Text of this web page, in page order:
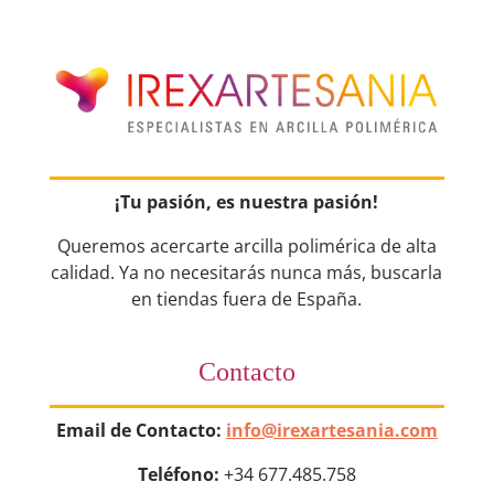
¡Tu pasión, es nuestra pasión!
Queremos acercarte arcilla polimérica de alta
calidad. Ya no necesitarás nunca más, buscarla
en tiendas fuera de España.
Contacto
Email de Contacto: info@irexartesania.com
Teléfono: +34 677.485.758